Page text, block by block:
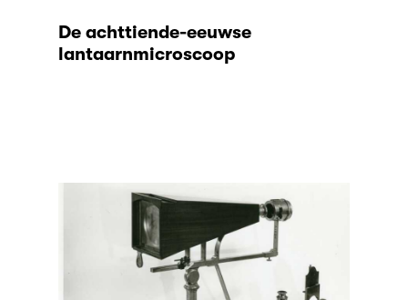
De achttiende-eeuwse
lantaarnmicroscoop